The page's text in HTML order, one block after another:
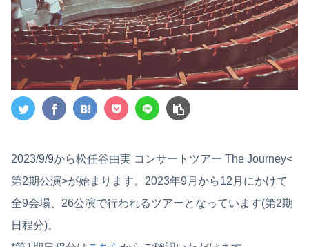
2023/9/9から松任谷由実 コンサートツアー The Journey<
第2期公演>が始まります。2023年9月から12月にかけて
全9会場、26公演で行われるツアーとなっています(第2期
日程分)。